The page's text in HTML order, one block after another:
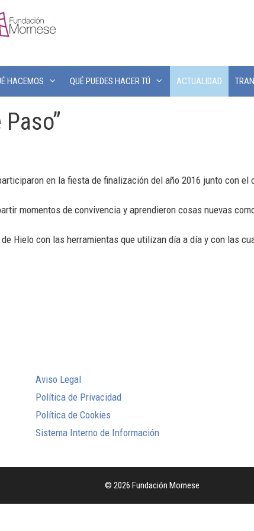
HACEMOS QUÉ PUEDES HACER TÚ ACTUALIDAD
en la fiesta de finalización del año 2016 junto con
momentos de convivencia y aprendieron cosas nuevas
Hielo con las herramientas que utilizan día a día y con las
Aviso Legal
Política de Privacidad
Política de Cookies
Sistema Interno de Información
© 2026 Fundación Mornese